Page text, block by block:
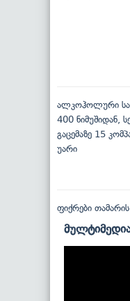
ალკოჰოლური
400 ნიმუშიდან,
გაცემაზე 15
უარი
ფიქრები